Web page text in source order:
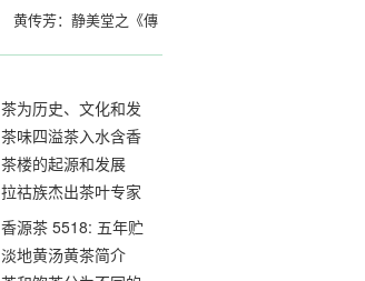
黄传芳：静美堂之《傳
茶为历史、文化和发
展的牺牲
茶味四溢茶入水含香
多阳
茶楼的起源和发展
拉祜族杰出茶叶专家
曾云荣
香源茶 5518: 五年贮
藏沉香香气
淡地黄汤黄茶简介